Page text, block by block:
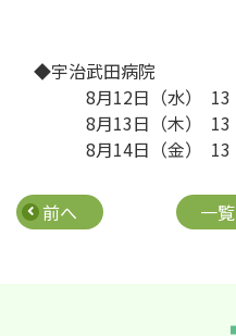
◆宇治武田病院
8月12日（水） 13：
8月13日（木） 13：
8月14日（金） 13：
前へ 一